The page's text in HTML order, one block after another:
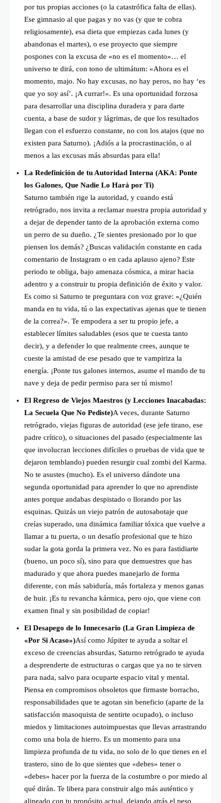
por tus propias acciones (o la catastrófica falta de ellas).
Ese gimnasio al que pagas y no vas (y que te cobra
religiosamente), esa dieta que empiezas cada lunes (y
abandonas el martes), o ese proyecto que siempre
pospones con la excusa de «no es el momento»… el
universo te dirá, con tono de ultimátum: «Ahora es el
momento, majo. No hay excusas, no hay peros, no hay ‘es
que yo soy así’. ¡A currar!». Es una oportunidad forzosa
para desarrollar una disciplina duradera y para darte
cuenta, a base de sudor y lágrimas, de que los resultados
llegan con el esfuerzo constante, no con los atajos (que no
existen para Saturno). ¡Adiós a la procrastinación, o al
menos a las excusas más absurdas para ella!
La Redefinición de tu Autoridad Interna (AKA: Ponte
los Galones, Que Nadie Lo Hará por Ti)
Saturno también rige la autoridad, y cuando está
retrógrado, nos invita a reclamar nuestra propia autoridad y
a dejar de depender tanto de la aprobación externa como
un perro de su dueño. ¿Te sientes presionado por lo que
piensen los demás? ¿Buscas validación constante en cada
comentario de Instagram o en cada aplauso ajeno? Este
periodo te obliga, bajo amenaza cósmica, a mirar hacia
adentro y a construir tu propia definición de éxito y valor.
Es como si Saturno te preguntara con voz grave: «¿Quién
manda en tu vida, tú o las expectativas ajenas que te tienen
de la correa?». Te empodera a ser tu propio jefe, a
establecer límites saludables (esos que te cuesta tanto
decir), y a defender lo que realmente crees, aunque te
cueste la amistad de ese pesado que te vampiriza la
energía. ¡Ponte tus galones internos, asume el mando de tu
nave y deja de pedir permiso para ser tú mismo!
El Regreso de Viejos Maestros (y Lecciones Inacabadas:
La Secuela Que No Pediste)A veces, durante Saturno
retrógrado, viejas figuras de autoridad (ese jefe tirano, ese
padre crítico), o situaciones del pasado (especialmente las
que involucran lecciones difíciles o pruebas de vida que te
dejaron temblando) pueden resurgir cual zombi del Karma.
No te asustes (mucho). Es el universo dándote una
segunda oportunidad para aprender lo que no aprendiste
antes porque andabas despistado o llorando por las
esquinas. Quizás un viejo patrón de autosabotaje que
creías superado, una dinámica familiar tóxica que vuelve a
llamar a tu puerta, o un desafío profesional que te hizo
sudar la gota gorda la primera vez. No es para fastidiarte
(bueno, un poco sí), sino para que demuestres que has
madurado y que ahora puedes manejarlo de forma
diferente, con más sabiduría, más fortaleza y menos ganas
de huir. ¡Es tu revancha kármica, pero ojo, que viene con
examen final y sin posibilidad de copiar!
El Desapego de lo Innecesario (La Gran Limpieza de
«Por Si Acaso»)Así como Júpiter te ayuda a soltar el
exceso de creencias absurdas, Saturno retrógrado te ayuda
a desprenderte de estructuras o cargas que ya no te sirven
para nada, salvo para ocuparte espacio vital y mental.
Piensa en compromisos obsoletos que firmaste borracho,
responsabilidades que te agotan sin beneficio (aparte de la
satisfacción masoquista de sentirte ocupado), o incluso
miedos y limitaciones autoimpuestas que llevas arrastrando
como una bola de hierro. Es un momento para una
limpieza profunda de tu vida, no solo de lo que tienes en el
trastero, sino de lo que sientes que «debes» tener o
«debes» hacer por la fuerza de la costumbre o por miedo al
qué dirán. Te libera para construir algo más auténtico y
alineado con tu propósito actual, dejando atrás el peso